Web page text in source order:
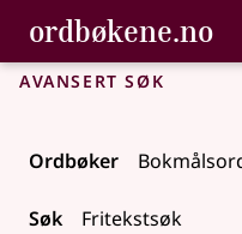
Gå til
Tilgjenge
ordbøkene.no,
Bokmålsordboka og
Avansert søk
Ordbøker
Søk